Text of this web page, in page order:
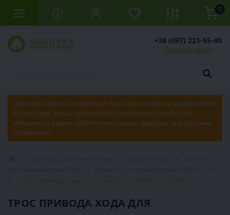
0
+38 (097) 221-55-40
Заказать звонок
Шановні клієнти та партнери! Якщо ви не можете додзвонитися
до нас, будь ласка, оформляйте замовлення онлайн, ми
зв'яжемося з вами найближчим часом. Дякуємо за розуміння
та терпіння!
Трос привода хода для газонокосилки Al-Ko 5.12 SP-B
ТРОС ПРИВОДА ХОДА ДЛЯ